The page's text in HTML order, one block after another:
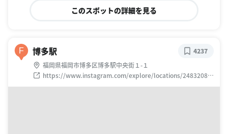
このスポットの詳細を見る
F 博多駅
福岡県福岡市博多区博多駅中央街１-１
https://www.instagram.com/explore/locations/24832086
6/
4237